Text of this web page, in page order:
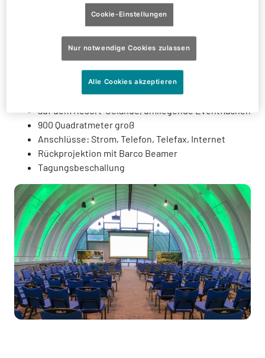
Eingangsbereich und Parkmöglichkeiten in
unmittelbarer Nähe. Damit ist das Congress Centre der
ideale Ort für große Empfänge im Grünen.
auf dem Resort-Gelände, umliegende Eventflächen
900 Quadratmeter groß
Anschlüsse: Strom, Telefon, Telefax, Internet
Rückprojektion mit Barco Beamer
Tagungsbeschallung
Cookie-Einstellungen
Nur notwendige Cookies zulassen
Alle Cookies akzeptieren